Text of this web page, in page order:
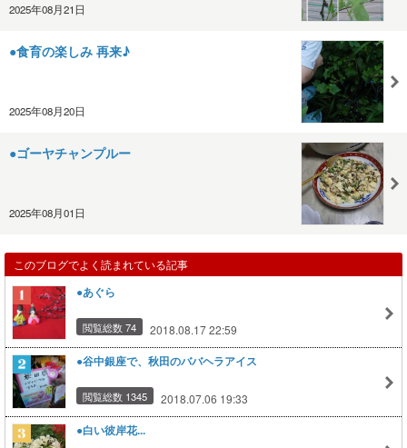
2025年08月21日
●食育の楽しみ 再来♪
2025年08月20日
●ゴーヤチャンプルー
2025年08月01日
このブログでよく読まれている記事
●あぐら
閲覧総数 74 2018.08.17 22:59
●谷中銀座で、秋田のババヘラアイス
閲覧総数 1345 2018.07.06 19:33
●白い彼岸花...